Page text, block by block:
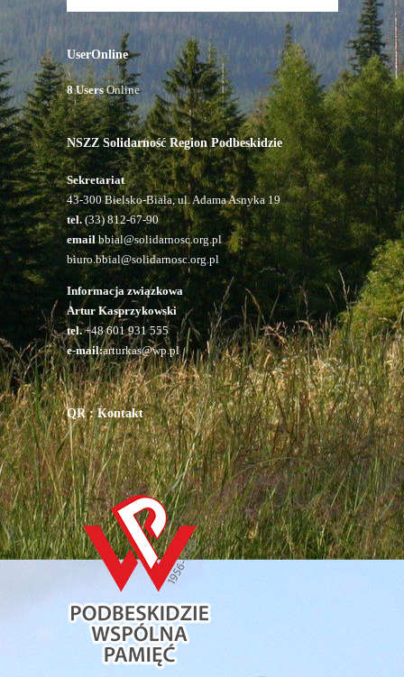
UserOnline
8 UsersOnline
NSZZ Solidarność Region Podbeskidzie
Sekretariat
43-300 Bielsko-Biała, ul. Adama Asnyka 19
tel.(33) 812-67-90
emailbbial@solidarnosc.org.pl
biuro.bbial@solidarnosc.org.pl
Informacja związkowa
Artur Kasprzykowski
tel.+48 601 931 555
e-mail:arturkas@wp.pl
QR : Kontakt